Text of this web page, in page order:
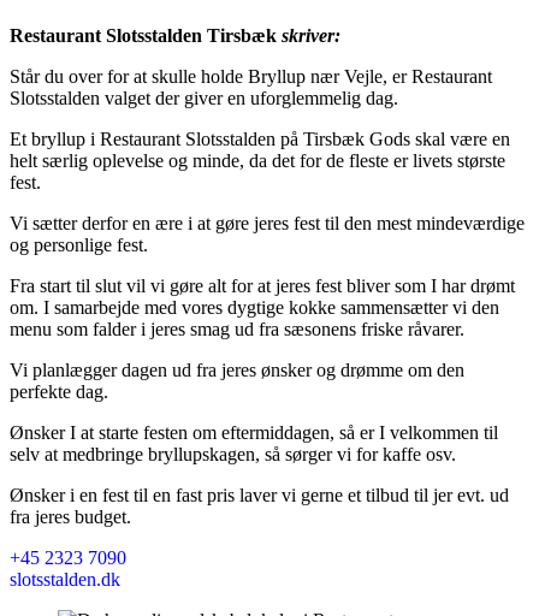
Restaurant Slotsstalden Tirsbæk skriver:
Står du over for at skulle holde Bryllup nær Vejle, er Restaurant
Slotsstalden valget der giver en uforglemmelig dag.
Et bryllup i Restaurant Slotsstalden på Tirsbæk Gods skal være en
helt særlig oplevelse og minde, da det for de fleste er livets største
fest.
Vi sætter derfor en ære i at gøre jeres fest til den mest mindeværdige
og personlige fest.
Fra start til slut vil vi gøre alt for at jeres fest bliver som I har drømt
om. I samarbejde med vores dygtige kokke sammensætter vi den
menu som falder i jeres smag ud fra sæsonens friske råvarer.
Vi planlægger dagen ud fra jeres ønsker og drømme om den
perfekte dag.
Ønsker I at starte festen om eftermiddagen, så er I velkommen til
selv at medbringe bryllupskagen, så sørger vi for kaffe osv.
Ønsker i en fest til en fast pris laver vi gerne et tilbud til jer evt. ud
fra jeres budget.
+45 2323 7090
slotsstalden.dk